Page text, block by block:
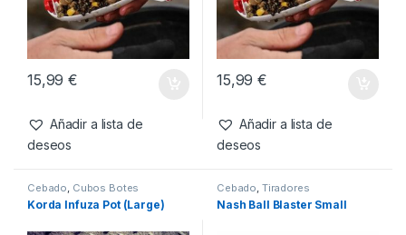
Cebado ,Cohetes
Spomb Mediano Negro
Cebado ,Cohetes
Spomb Mediano Blanco